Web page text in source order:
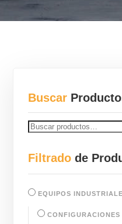
Buscar
BUSCAR
Filtrado de
EQUIPOS
CONFIGURACIONES